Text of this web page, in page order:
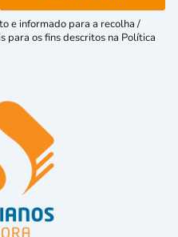
e informado para a recolha /
para os fins descritos na Política